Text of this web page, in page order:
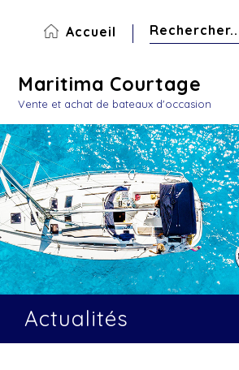
Accueil
Maritima Courtage
Vente et achat de bateaux d'occasion
Actualités